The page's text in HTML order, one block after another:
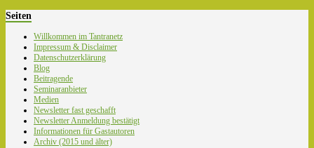
Seiten
Willkommen im Tantranetz
Impressum & Disclaimer
Datenschutzerklärung
Blog
Beitragende
Seminaranbieter
Medien
Newsletter fast geschafft
Newsletter Anmeldung bestätigt
Informationen für Gastautoren
Archiv (2015 und älter)